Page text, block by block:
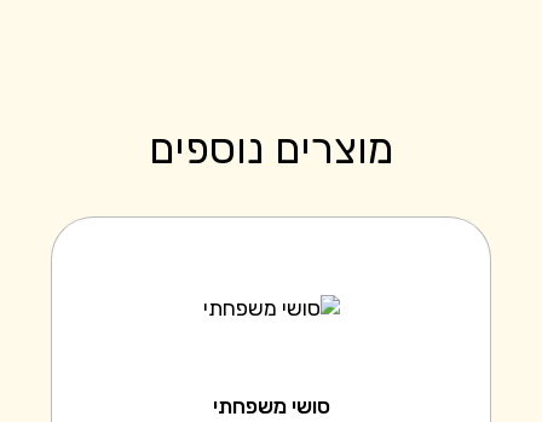
מוצרים נוספים
סושי משפחתי